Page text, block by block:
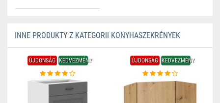
INNE PRODUKTY Z KATEGORII KONYHASZEKRÉNYEK
ÚJDONSÁG KEDVEZMÉNY ÚJDONSÁG KEDVEZMÉNY